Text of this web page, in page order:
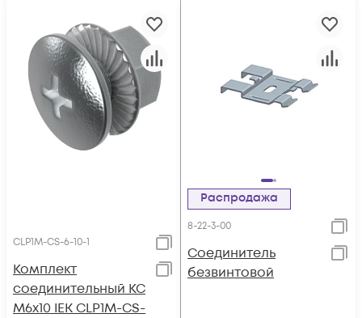
CLP1M-CS-6-10-1
Комплект
соединительный КС
М6х10 IEK CLP1M-CS-
Распродажа
8-22-3-00
Соединитель
безвинтовой